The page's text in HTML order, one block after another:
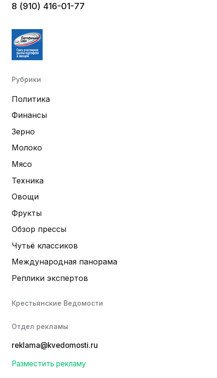
8 (910) 416-01-77
Рубрики
Политика
Финансы
Зерно
Молоко
Мясо
Техника
Овощи
Фрукты
Обзор прессы
Чутьё классиков
Международная панорама
Реплики экспертов
Крестьянские Ведомости
Отдел рекламы
reklama@kvedomosti.ru
Разместить рекламу